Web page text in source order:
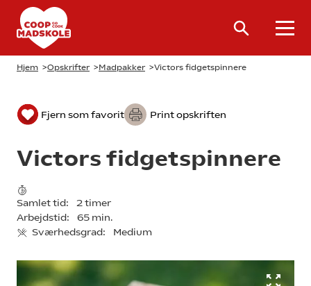
Hjem >Opskrifter >Madpakker >Victors fidgetspinnere
Fjern som favorit Print opskriften
Victors fidgetspinnere
Samlet tid:
2 timer
Arbejdstid:
65 min.
Sværhedsgrad:
Medium